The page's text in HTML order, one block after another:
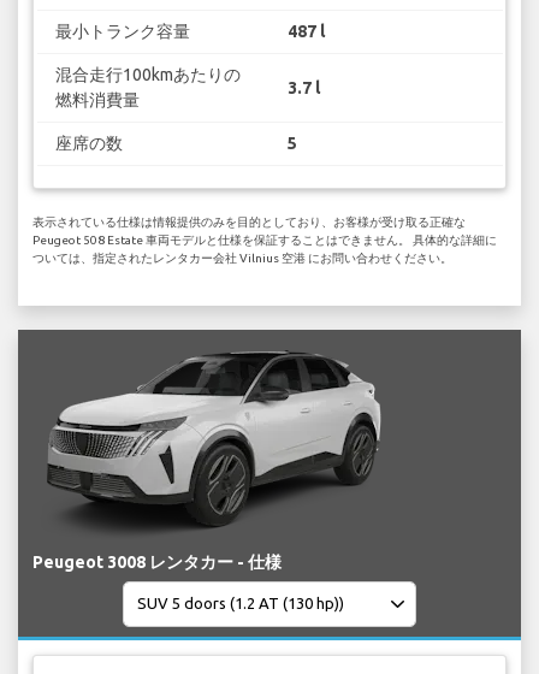
最小トランク容量 487 l
混合走行100kmあたりの
燃料消費量
3.7 l
座席の数 5
表示されている仕様は情報提供のみを目的としており、お客様が受け取る正確な
Peugeot 508 Estate 車両モデルと仕様を保証することはできません。 具体的な詳細に
ついては、指定されたレンタカー会社 Vilnius 空港 にお問い合わせください。
Peugeot 3008 レンタカー - 仕様